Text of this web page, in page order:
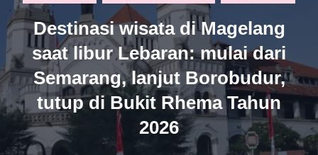
x
F
o
o
d
keluarga
Indonesia.
Destinasi wisata di Magelang
saat libur Lebaran: mulai dari
Semarang, lanjut Borobudur,
tutup di Bukit Rhema Tahun
2026